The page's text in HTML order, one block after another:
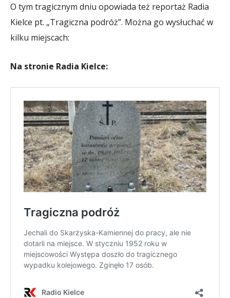
O tym tragicznym dniu opowiada też reportaż Radia
Kielce pt. „Tragiczna podróż”. Można go wysłuchać w
kilku miejscach:
Na stronie Radia Kielce: